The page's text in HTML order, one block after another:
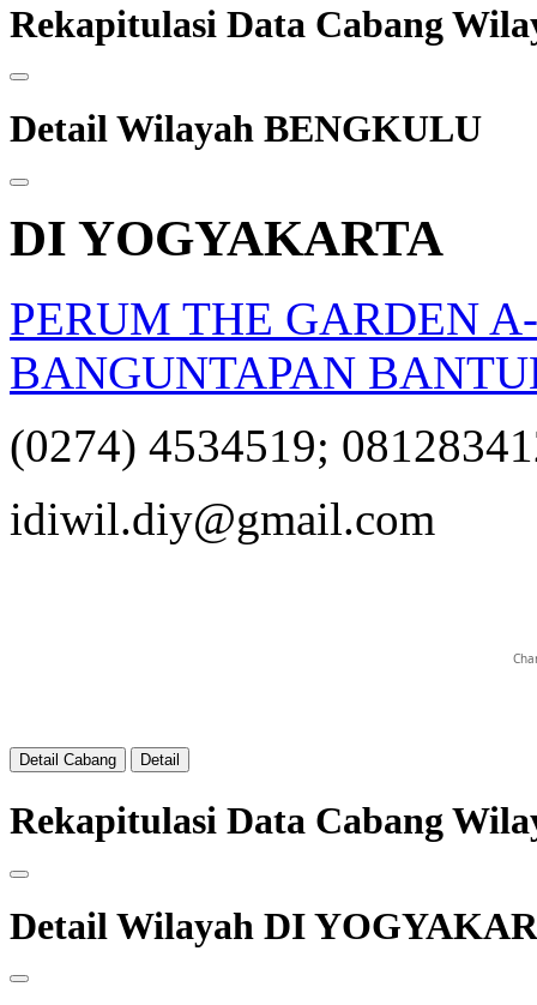
Rekapitulasi Data Cabang
Detail Wilayah BENGKULU
DI YOGYAKARTA
PERUM THE GARDEN
BANGUNTAPAN
(0274) 4534519;
idiwil.diy@gmail.com
Detail Cabang Detail
Rekapitulasi Data Cabang
Detail Wilayah DI